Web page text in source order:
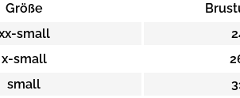
Größe
small
x-small
small